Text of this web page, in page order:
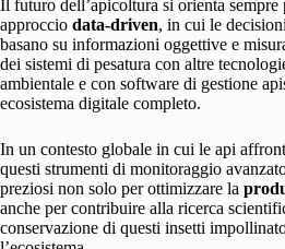
Il futuro dell’apicoltura si orienta sempre
approccio data-driven, in cui le
basano su informazioni oggettive e
dei sistemi di pesatura con altre
ambientale e con software di gestione
ecosistema digitale completo.
In un contesto globale in cui le api
questi strumenti di monitoraggio
preziosi non solo per ottimizzare la
anche per contribuire alla ricerca
conservazione di questi insetti